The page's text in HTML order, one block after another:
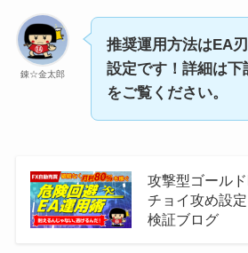
錬☆金太郎
推奨運用方法はEA
設定です！詳細は下
をご覧ください。
攻撃型ゴール
チョイ攻め設
検証ブログ